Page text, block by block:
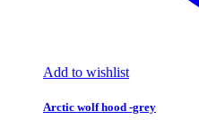
Add to wishlist
Arctic wolf hood -grey